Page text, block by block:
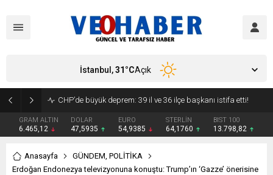
GRAM ALTIN
6.465,12
DOLAR
47,5935
EURO
54,9385
STERLİN
64,1760
BIST 100
13.798,82
İstanbul,31°CAçık
Anasayfa GÜNDEM, POLİTİKA
Erdoğan Endonezya televizyonuna konuştu: Trump’ın ‘Gazze’ önerisine